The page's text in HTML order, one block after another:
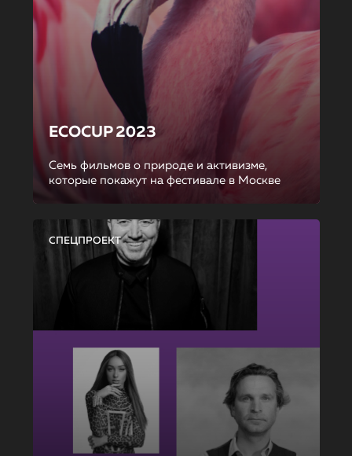
ECOCUP 2023
Семь фильмов о природе и активизме,
которые покажут на фестивале в Москве
СПЕЦПРОЕКТ